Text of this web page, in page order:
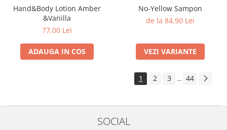
Hand&Body Lotion Amber
&Vanilla
77,00 Lei
ADAUGA IN COS
No-Yellow Sampon
de la 84,90 Lei
VEZI VARIANTE
1 2 3 ... 44
SOCIAL